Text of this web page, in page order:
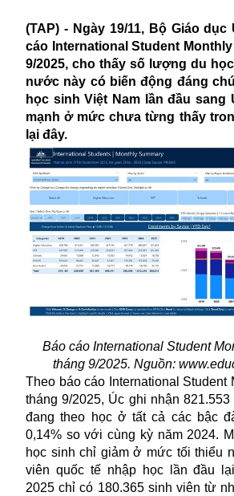
(TAP) - Ngày 19/11, Bộ Giáo
cáo International Student
9/2025, cho thấy số lượng du
nước này có biến động đáng
học sinh Việt Nam lần đầu sang
mạnh ở mức chưa từng thấy
lại đây.
Báo cáo International Student
tháng 9/2025. Nguồn:
Theo báo cáo International Student
tháng 9/2025, Úc ghi nhận
đang theo học ở tất cả các bậc
0,14% so với cùng kỳ năm 2024.
học sinh chỉ giảm ở mức tối thiểu
viên quốc tế nhập học lần đầu
2025 chỉ có 180.365 sinh viên từ